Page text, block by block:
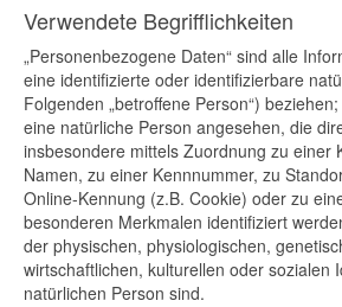
Verwendete Begrifflichkeiten
„Personenbezogene Daten“ sind alle
eine identifizierte oder identifizierbare
Folgenden „betroffene Person“)
eine natürliche Person angesehen, die
insbesondere mittels Zuordnung zu einer
Namen, zu einer Kennnummer, zu
Online-Kennung (z.B. Cookie) oder zu
besonderen Merkmalen identifiziert
der physischen, physiologischen,
wirtschaftlichen, kulturellen oder sozialen
natürlichen Person sind.